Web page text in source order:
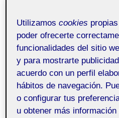
Utilizamoscookies
poder ofrecerte
funcionalidades del sitio
y para mostrarte
acuerdo con un perfil
hábitos de navegación.
o configurar tus
u obtener más